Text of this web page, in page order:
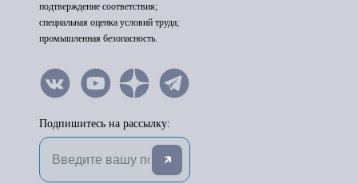
подтверждение соответствия;
специальная оценка условий труда;
промышленная безопасность.
Подпишитесь на рассылку: